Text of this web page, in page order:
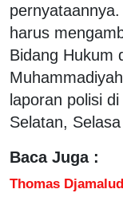
harus
Bidang Hukum
laporan polisi
Selatan,
Baca Juga :
Thomas